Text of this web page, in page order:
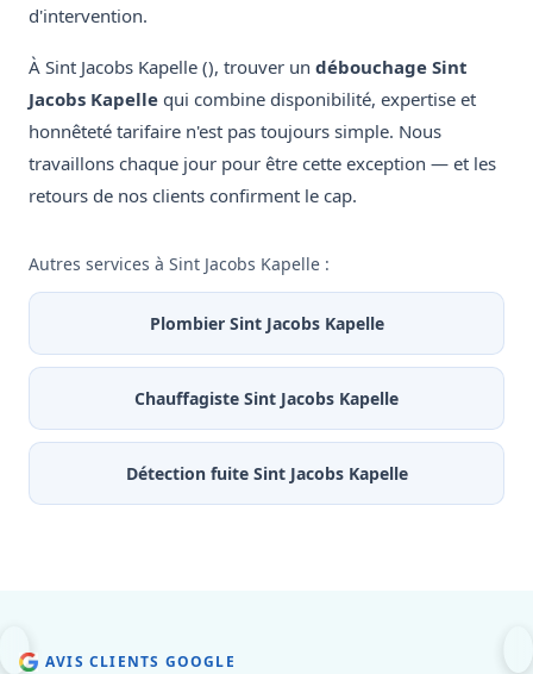
d'intervention.
À Sint Jacobs Kapelle (), trouver un débouchage Sint
Jacobs Kapelle qui combine disponibilité, expertise et
honnêteté tarifaire n'est pas toujours simple. Nous
travaillons chaque jour pour être cette exception — et les
retours de nos clients confirment le cap.
Autres services à Sint Jacobs Kapelle :
Plombier Sint Jacobs Kapelle
Chauffagiste Sint Jacobs Kapelle
Détection fuite Sint Jacobs Kapelle
AVIS CLIENTS GOOGLE